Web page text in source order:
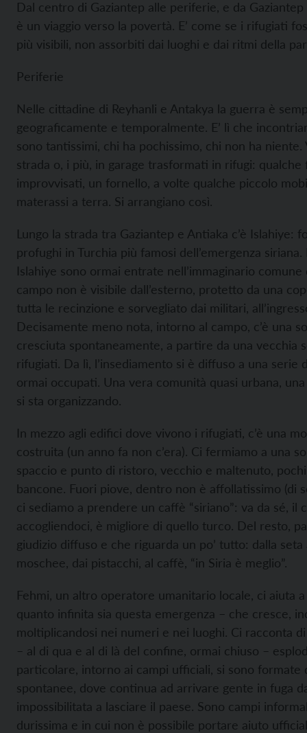
Dal centro di Gaziantep alle periferie, e da
è un viaggio verso la povertà. E’ come se i rifugiati
più visibili, non assorbiti dai luoghi e dai ritmi della
Periferie
Nelle cittadine di Reyhanli e Antakya la guerra è
geograficamente e temporalmente. E’ lì che
sono tantissimi, chi ha pochissimo, chi non ha
strada o, i più, in garage trasformati in rifugi:
improvvisati, un fornello, a volte qualche piccolo
materassi a terra. Si arrangiano così.
Lungo la strada tra Gaziantep e Antiaka c’è Islahiye:
profughi in Turchia più famosi dell’emergenza
Islahiye sono ormai entrate nell’immaginario
campo non è visibile dall’esterno, protetto da una
tutta le recinzione e sorvegliato dai militari,
Decisamente meno nota, intorno al campo, c’è una
cresciuta spontaneamente, a partire da una vecchia
rifugiati. Da lì, l’insediamento si è diffuso a una serie
ormai occupati. Una vera comunità quasi urbana,
si sta organizzando.
In mezzo agli edifici dove vivono i rifugiati, c’è una
costruita (un anno fa non c’era). Ci fermiamo a una
spaccio e punto di ristoro, vecchio e maltenuto,
bancone. Fuori piove, dentro non è affollatissimo (di
ci sediamo a prendere un caffè “siriano”: va da sé, il
accogliendoci, è migliore di quello turco. Del resto,
giudizio diffuso e che riguarda un po’ tutto: dalla
moschee, dai pistacchi, al caffè, “in Siria è meglio”.
Fehmi, un altro operatore umanitario locale, ci aiuta
quanto infinita sia questa emergenza – che cresce,
moltiplicandosi nei numeri e nei luoghi. Ci racconta
– al di qua e al di là del confine, ormai chiuso –
particolare, intorno ai campi ufficiali, si sono formate
spontanee, dove continua ad arrivare gente in fuga
impossibilitata a lasciare il paese. Sono campi
durissima e in cui non è possibile portare aiuto